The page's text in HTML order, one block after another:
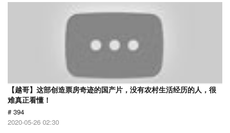
【越哥】这部创造票房奇迹的国产片，没有农村生活经历的人，很
难真正看懂！
# 394
2020-05-26 02:30